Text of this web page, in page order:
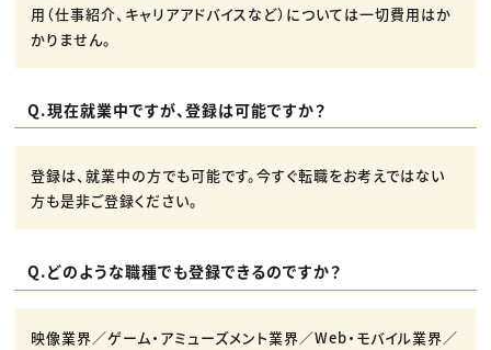
用（仕事紹介、キャリアアドバイスなど）については一切費用はか
かりません。
Q.現在就業中ですが、登録は可能ですか？
登録は、就業中の方でも可能です。今すぐ転職をお考えではない
方も是非ご登録ください。
Q.どのような職種でも登録できるのですか？
映像業界／ゲーム・アミューズメント業界／Web・モバイル業界／